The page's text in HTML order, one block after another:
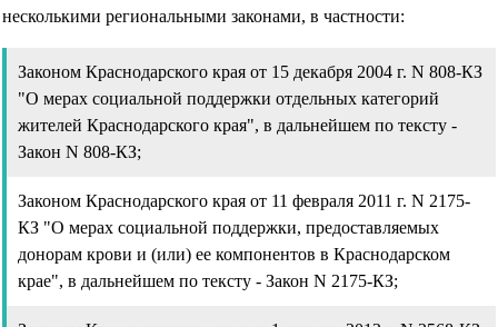
несколькими региональными законами, в частности:
Законом Краснодарского края от 15 декабря 2004 г. N 808-КЗ
"О мерах социальной поддержки отдельных категорий
жителей Краснодарского края", в дальнейшем по тексту -
Закон N 808-КЗ;
Законом Краснодарского края от 11 февраля 2011 г. N 2175-
КЗ "О мерах социальной поддержки, предоставляемых
донорам крови и (или) ее компонентов в Краснодарском
крае", в дальнейшем по тексту - Закон N 2175-КЗ;